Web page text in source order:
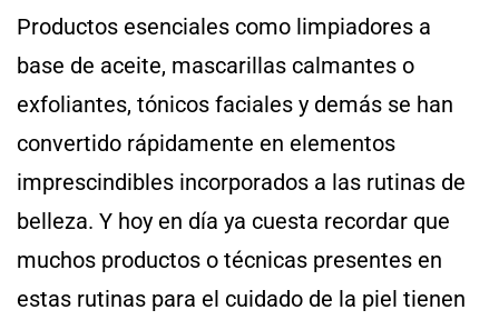
Productos esenciales como limpiadores a
base de aceite, mascarillas calmantes o
exfoliantes, tónicos faciales y demás se han
convertido rápidamente en elementos
imprescindibles incorporados a las rutinas de
belleza. Y hoy en día ya cuesta recordar que
muchos productos o técnicas presentes en
estas rutinas para el cuidado de la piel tienen